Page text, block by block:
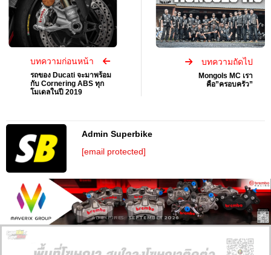
บทความก่อนหน้า
รถของ Ducati จะมาพร้อม
กับ Cornering ABS ทุก
โมเดลในปี 2019
บทความถัดไป
Mongols MC เรา
คือ”ครอบครัว”
Admin Superbike
[email protected]
AD EXPIRES: SEPTEMBER 2026